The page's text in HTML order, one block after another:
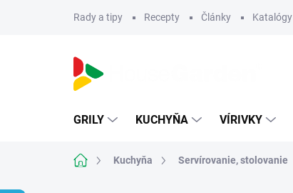
Rady a tipy Recepty Články Katalógy
GRILY KUCHYŇA VÍRIVKY
DomovKuchyňa Servírovanie, stolovanie